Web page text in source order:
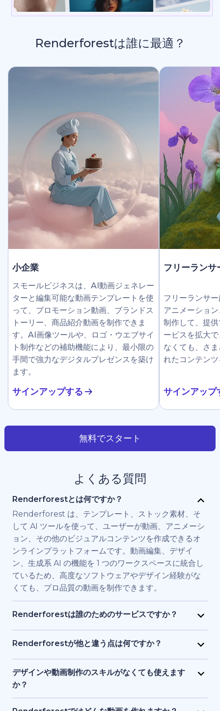
Renderforestは誰に最適？
小企業
スモールビジネスは、AI動画ジェネレー
ターと編集可能な動画テンプレートを使
って、プロモーション動画、ブランドス
トーリー、商品紹介動画を制作できま
す。AI画像ツールや、ロゴ・ウエブサイ
ト制作などの補助機能により、最小限の
手間で強力なデジタルプレゼンスを築け
ます。
サインアップする
フリーランサ
フリーランサ
アニメーショ
制作して、提
ービスを拡大
なくても、さ
れたコンテン
サインアップ
無料でスタート
よくある質問
Renderforestとは何ですか？
Renderforest は、テンプレート、ストック素材、そ
して AI ツールを使って、ユーザーが動画、アニメーシ
ョン、その他のビジュアルコンテンツを作成できるオ
ンラインプラットフォームです。動画編集、デザイ
ン、生成系 AI の機能を 1 つのワークスペースに統合し
ているため、高度なソフトウェアやデザイン経験がな
くても、プロ品質の動画を制作できます。
Renderforestは誰のためのサービスですか？
Renderforest は、高品質の動画を素早く必要とする
個人やチーム向けに構築されています。マーケティン
ム、フリーランサー、コンテンツクリエイターなど
が、フル制作チームを雇わずに、ブランド用、研修
用、またはプロモーション用の動画を制作するために
Renderforestが他と違う点は何ですか？
Renderforestは複数のAIと動画生成モデルを1つのプ
ラットフォームに統合しています。ユーザーは、テキ
ストから動画生成、ストック素材ベースの動画、AI 生
作成・編集・書き出しが可能です。テンプレート、AI
デザインや動画制作のスキルがなくても使えます
か？
はい、使えます。Renderforestには1,200点以上のテ